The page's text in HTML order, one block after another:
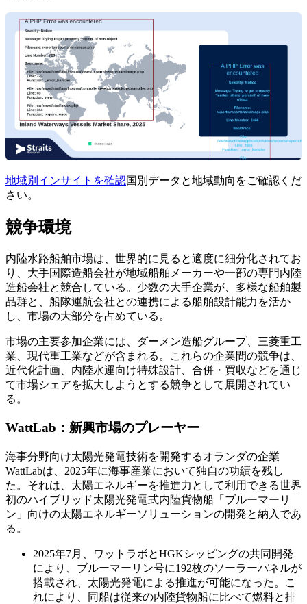
地域別インサイトを確認国別データと地域動向をご確認くだ
さい。
競争環境
内陸水路船舶市場は、世界的に見ると適度に細分化されてお
り、大手国際造船会社が地域船舶メーカーや一部の専門内陸
造船会社と競合している。少数の大手企業が、多様な船舶製
品群と、船隊運航会社との連携による船舶設計能力を活か
し、市場の大部分を占めている。
市場の主要参加企業には、ダーメン造船グループ、三菱重工
業、現代重工業などが含まれる。これらの企業間の競争は、
近代化計画、内陸水運向け特殊設計、合併・買収などを通じ
て市場シェアを拡大​​しようとする競争として展開されてい
る。
WattLab：新興市場のプレーヤー
海事分野向け太陽光発電技術を開発するオランダの企業
WattLabは、2025年に海事産業において独自の功績を残し
た。それは、太陽エネルギーを推進力として利用できる世界
初のハイブリッド太陽光発電式内陸貨物船「ブルーマーリ
ン」向けの太陽エネルギーソリューションの開発と納入であ
る。
2025年7月、ワットラボとHGKシッピングの共同開発
により、ブルーマーリン号に192枚のソーラーパネルが
搭載され、太陽光発電による推進が可能になった。こ
れにより、同船は従来の内陸貨物船に比べて燃料と排